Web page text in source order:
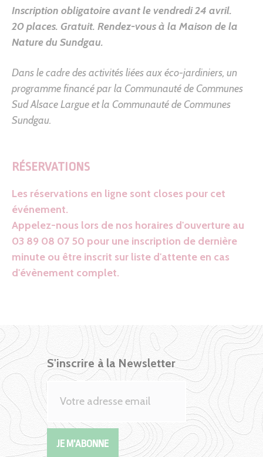
Inscription obligatoire avant le vendredi 24 avril.
20 places. Gratuit. Rendez-vous à la Maison de la
Nature du Sundgau.
Dans le cadre des activités liées aux éco-jardiniers, un
programme financé par la Communauté de Communes
Sud Alsace Largue et la Communauté de Communes
Sundgau.
RÉSERVATIONS
Les réservations en ligne sont closes pour cet
événement.
Appelez-nous lors de nos horaires d'ouverture au
03 89 08 07 50 pour une inscription de dernière
minute ou être inscrit sur liste d'attente en cas
d'évènement complet.
S'inscrire à la Newsletter